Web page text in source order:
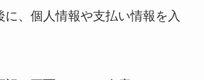
に、個人情報や支払い情報を入